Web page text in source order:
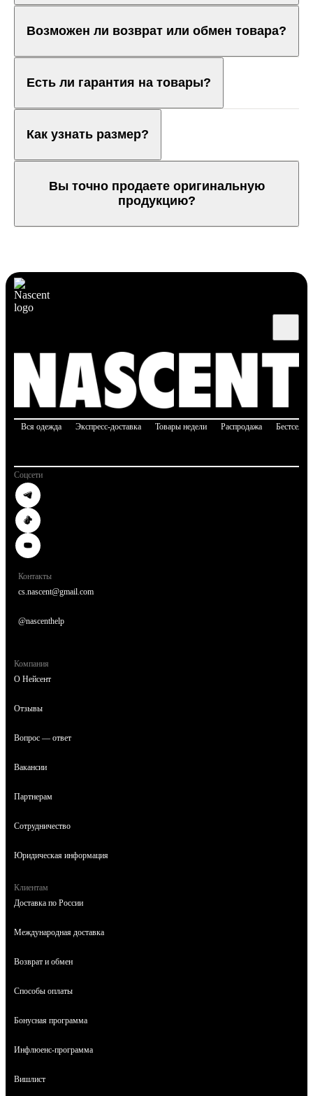
Возможен ли возврат или обмен товара?
Есть ли гарантия на товары?
Как узнать размер?
Вы точно продаете оригинальную
продукцию?
Вся одежда Экспресс-доставка Товары недели Распродажа
Соцсети
Контакты
cs.nascent@gmail.com
@nascenthelp
Компания
О Нейсент
Отзывы
Вопрос — ответ
Вакансии
Партнерам
Сотрудничество
Юридическая информация
Клиентам
Доставка по России
Международная доставка
Возврат и обмен
Способы оплаты
Бонусная программа
Инфлюенс-программа
Вишлист